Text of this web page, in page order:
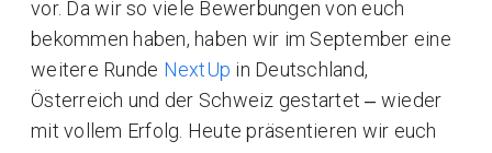
vor. Da wir so viele Bewerbungen von euch
bekommen haben, haben wir im September eine
weitere Runde NextUp in Deutschland,
Österreich und der Schweiz gestartet ‒ wieder
mit vollem Erfolg. Heute präsentieren wir euch